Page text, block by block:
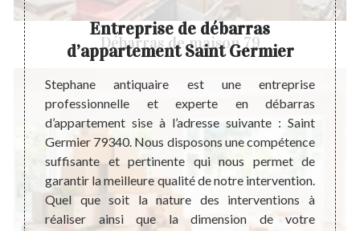
Débarras de maison 79
afin
le
à
Entreprise de débarras
d’appartement Saint Germier
Stephane antiquaire est une entreprise
professionnelle et experte en débarras
d’appartement sise à l’adresse suivante : Saint
Germier 79340. Nous disposons une compétence
suffisante et pertinente qui nous permet de
garantir la meilleure qualité de notre intervention.
Quel que soit la nature des interventions à
réaliser ainsi que la dimension de votre
Un
les
plus